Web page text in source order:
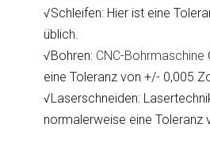
√Schleifen: Hier ist eine
üblich.
√Bohren: CNC-Bohrmaschine
eine Toleranz von +/- 0,005
√Laserschneiden:
normalerweise eine Toleranz